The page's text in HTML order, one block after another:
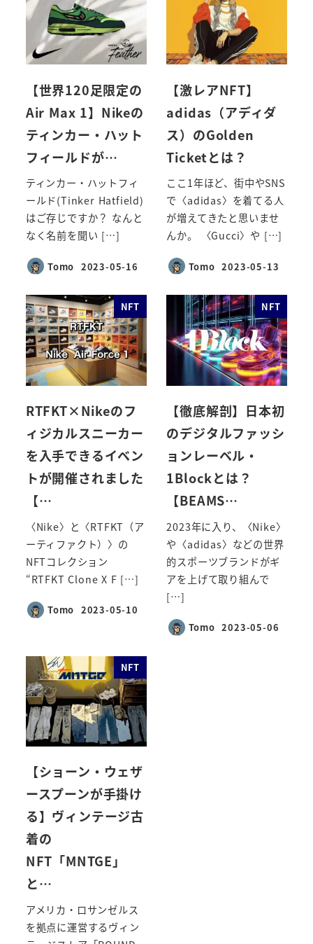
【世界120足限定の
Air Max 1】Nikeの
ティンカー・ハット
フィールドが…
ティンカー・ハットフィ
ールド(Tinker Hatfield)
はご存じですか？ なんと
なく名前を聞い […]
Tomo
投稿日
2023-05-16
【激レアNFT】
adidas（アディダ
ス）のGolden
Ticketとは？
ここ1年ほど、街中やSNS
で〈adidas〉を着てる人
が増えてきたと思いませ
んか。 〈Gucci〉や […]
Tomo
投稿日
2023-05-13
NFT
RTFKT×Nikeのフ
ィジカルスニーカー
を入手できるイベン
トが開催されました
【…
〈Nike〉と〈RTFKT（ア
ーティファクト）〉の
NFTコレクション
“RTFKT Clone X F […]
Tomo
投稿日
2023-05-10
NFT
【徹底解剖】日本初
のデジタルファッシ
ョンレーベル・
1Blockとは？
【BEAMS…
2023年に入り、〈Nike〉
や〈adidas〉などの世界
的スポーツブランドがギ
アを上げて取り組んで
[…]
Tomo
投稿日
2023-05-06
NFT
【ショーン・ウェザ
ースプーンが手掛け
る】ヴィンテージ古
着の
NFT「MNTGE」
と…
アメリカ・ロサンゼルス
を拠点に運営するヴィン